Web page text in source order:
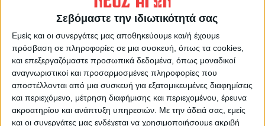
Σεβόμαστε την ιδιωτικότητά σας
Εμείς και οι συνεργάτες μας αποθηκεύουμε και/ή έχουμε
πρόσβαση σε πληροφορίες σε μια συσκευή, όπως τα cookies,
και επεξεργαζόμαστε προσωπικά δεδομένα, όπως μοναδικοί
αναγνωριστικοί και προσαρμοσμένες πληροφορίες που
αποστέλλονται από μια συσκευή για εξατομικευμένες διαφημίσεις
και περιεχόμενο, μέτρηση διαφήμισης και περιεχομένου, έρευνα
ακροατηρίου και ανάπτυξη υπηρεσιών. Με την άδειά σας, εμείς
και οι συνεργάτες μας ενδέχεται να χρησιμοποιήσουμε ακριβή
έκανε λόγο ότι παλαιότερα υπήρχε άνεση
δύο έως τρεις μήνες περιθώριο,
προκειμένου η επιστημονική κοινότητα να
μελετήσει ένα καιρικό φαινόμενο, τις αιτίες
και την έκταση των επιπτώσεών του. Όπως
ο ίδιος χαρακτηριστικά τόνισε, ο κίνδυνος
του σεισμού είναι πιο σταθερός εν